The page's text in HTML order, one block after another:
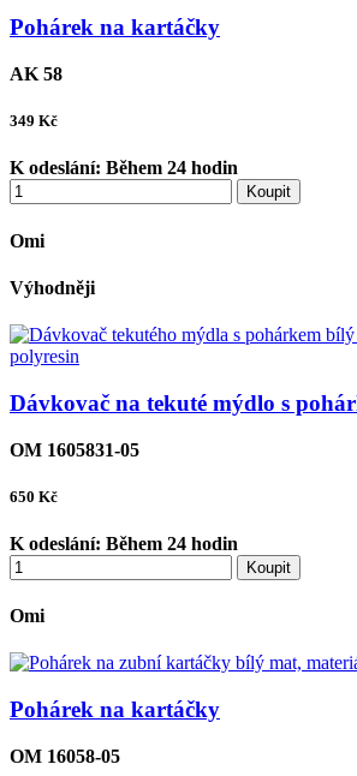
Pohárek na kartáčky
AK 58
349 Kč
K odeslání: Během 24 hodin
Koupit
Omi
Výhodněji
Dávkovač na tekuté mýdlo s
OM 1605831-05
650 Kč
K odeslání: Během 24 hodin
Koupit
Omi
Pohárek na kartáčky
OM 16058-05